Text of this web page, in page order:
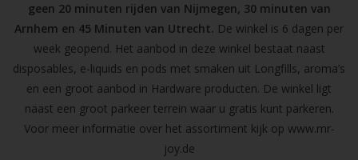
geen 20 minuten rijden van Nijmegen, 30 minuten van
Arnhem en 45 Minuten van Utrecht. De winkel is 6 dagen per
week geopend. Het aanbod in deze winkel bestaat naast
disposables, e-liquids en pods met smaken uit Longfills, aroma’s
en een groot aanbod in Hardware producten. De winkel ligt
naast een groot parkeer terrein waar u gratis kunt parkeren.
Voor meer informatie over het assortiment kijk op www.mr-
joy.de